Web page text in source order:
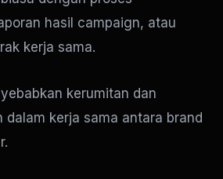
hasil campaign, atau
kerja sama.
kerumitan dan
dalam kerja sama antara brand